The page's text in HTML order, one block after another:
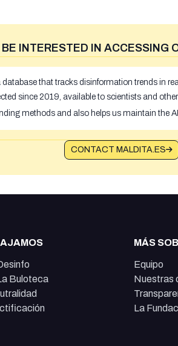
INTERESTED IN ACCESSING
that tracks disinformation trends in
since 2019, available to scientists and
methods and also helps us maintain the
CONTACT MALDITA.ES
Buloteca
MÁS
Equipo
Nuestras
La